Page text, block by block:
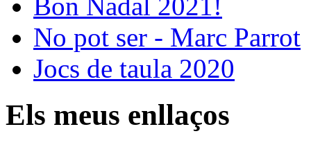
Bon Nadal 2021!
No pot ser - Marc Parrot
Jocs de taula 2020
Els meus enllaços